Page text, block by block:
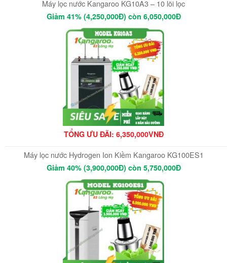
Máy lọc nước Kangaroo KG10A3 – 10 lõi lọc
Giảm 41% (4,250,000Đ) còn 6,050,000Đ
TỔNG ƯU ĐÃI: 6,350,000VNĐ
Máy lọc nước Hydrogen Ion Kiềm Kangaroo KG100ES1
Giảm 40% (3,900,000Đ) còn 5,750,000Đ